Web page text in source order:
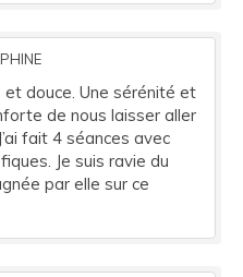
douce. Une sérénité et
de nous laisser aller
fait 4 séances avec
Je suis ravie du
par elle sur ce